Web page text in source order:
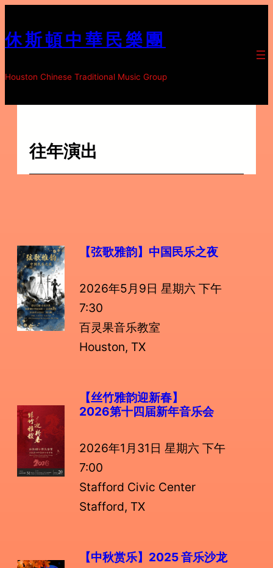
至
内
容
休斯頓中華民樂團
Houston Chinese Traditional Music Group
往年演出
【弦歌雅韵】 中国民乐之夜
2026年5月9日 星期六 下午
7:30
百灵果音乐教室
Houston, TX
【丝竹雅韵迎新春】
2026第十四届新年音乐会
2026年1月31日 星期六 下午
7:00
Stafford Civic Center
Stafford, TX
【中秋赏乐】 2025 音乐沙龙